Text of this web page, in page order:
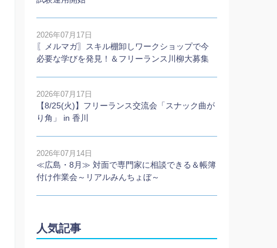
2026年07月17日
〖メルマガ〗スキル棚卸しワークショップで今
必要な学びを発見！＆フリーランス川柳大募集
2026年07月17日
【8/25(火)】フリーランス交流会「スナック曲が
り角」 in 香川
2026年07月14日
≪広島・8月≫ 対面で専門家に相談できる＆帳簿
付け作業会～リアルみんちょぼ～
人気記事